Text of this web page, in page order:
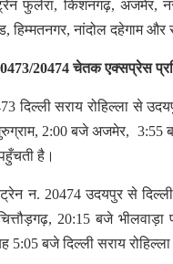
फुलेरा, किशनगढ़, अजमेर,
हिम्मतनगर, नांदोल दहेगाम
20474 चेतक एक्सप्रेस
दिल्ली सराय रोहिल्ला से
2:00 बजे अजमेर, 3:55
है।
न. 20474 उदयपुर से
20:15 बजे
5:05 बजे दिल्ली सराय